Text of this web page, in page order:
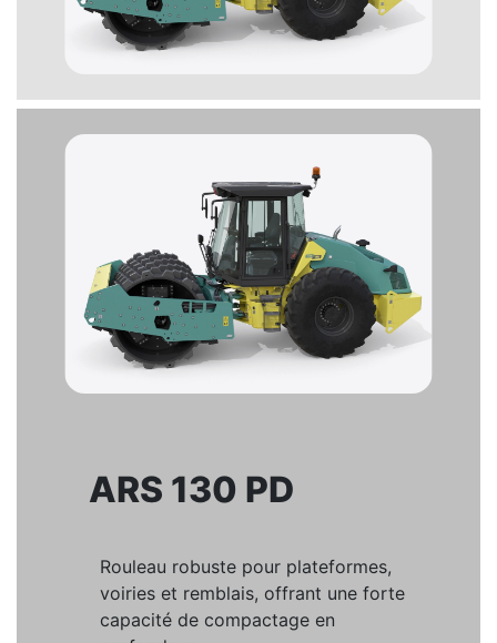
ARS 130 PD
Rouleau robuste pour plateformes,
voiries et remblais, offrant une forte
capacité de compactage en